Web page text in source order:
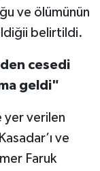
ve ölümünün
belirtildi.
cesedi
geldi"
yer verilen
ve
Faruk